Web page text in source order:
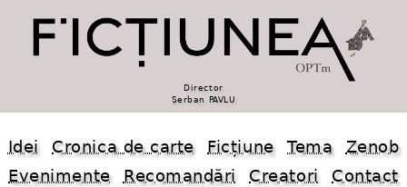
Director
Șerban PAVLU
Idei Cronica de carte Ficțiune Tema
Zenob
Evenimente
Recomandări Creatori
Contact